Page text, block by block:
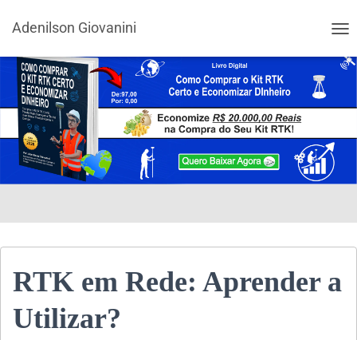
Adenilson Giovanini
RTK em Rede: Aprender a
Utilizar?